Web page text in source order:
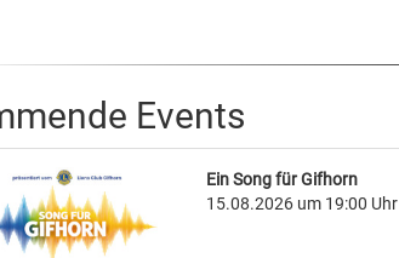
Events
Ein Song für Gifhorn
15.08.2026 um 19:00 Uhr